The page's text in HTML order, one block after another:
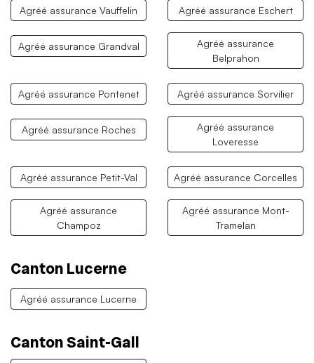
Agréé assurance Vauffelin Agréé assurance Eschert
Agréé assurance Grandval
Agréé assurance
Belprahon
Agréé assurance Pontenet Agréé assurance Sorvilier
Agréé assurance Roches
Agréé assurance
Loveresse
Agréé assurance Petit-Val Agréé assurance Corcelles
Agréé assurance
Champoz
Agréé assurance Mont-
Tramelan
Canton Lucerne
Agréé assurance Lucerne
Canton Saint-Gall